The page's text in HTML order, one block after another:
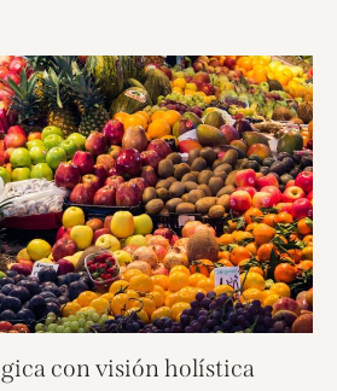
con visión holística